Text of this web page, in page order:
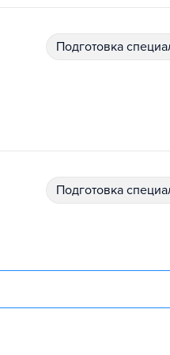
подготовка
подготовка